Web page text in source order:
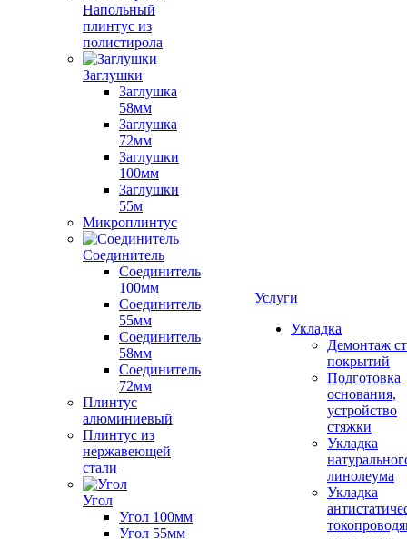
Напольный
плинтус из
полистирола
Заглушки
Заглушка
58мм
Заглушка
72мм
Заглушки
100мм
Заглушки
55м
Микроплинтус
Соединитель
Соединитель
100мм
Соединитель
55мм
Соединитель
58мм
Соединитель
72мм
Плинтус
алюминиевый
Плинтус из
нержавеющей
стали
Угол
Угол 100мм
Угол 55мм
Услуги
Укладка
Демонтаж
покрытий
Подготовка
основания,
устройство
стяжки
Укладка
линолеума
Укладка